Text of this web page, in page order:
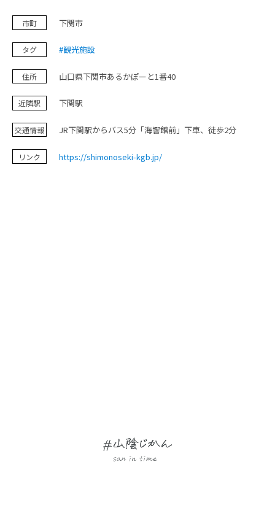
フォトダウンロード（無料）
プライバシーポリシー
お問い合わせ
市町 下関市
タグ #観光施設
住所 山口県下関市あるかぽーと1番40
近隣駅 下関駅
交通情報 JR下関駅からバス5分「海響館前」下車、徒歩2分
リンク https://shimonoseki-kgb.jp/